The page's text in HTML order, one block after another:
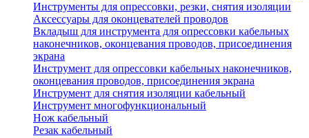
Инструменты для опрессовки, резки, снятия изоляции
Аксессуары для оконцевателей проводов
Вкладыш для инструмента для опрессовки кабельных
наконечников, оконцевания проводов, присоединения
экрана
Инструмент для опрессовки кабельных наконечников,
оконцевания проводов, присоединения экрана
Инструмент для снятия изоляции кабельный
Инструмент многофункциональный
Нож кабельный
Резак кабельный